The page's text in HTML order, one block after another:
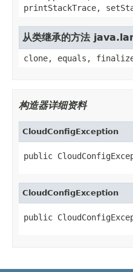
printStackTrace,
从类继承的方法
clone, equals,
构造器详细资料
CloudConfigException
public
CloudConfigException
public